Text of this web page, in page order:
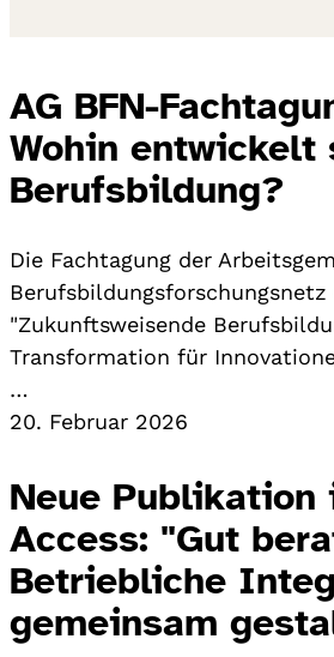
AG BFN-
Wohin entwickelt
Berufsbildung?
Die Fachtagung der
Berufsbildungsforschungsnetz
"Zukunftsweisende
Transformation für
…
20. Februar 2026
Neue Publikation
Access: "Gut
Betriebliche
gemeinsam